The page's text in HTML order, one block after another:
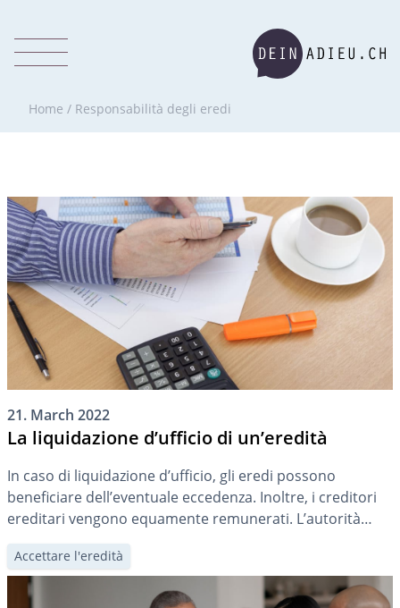
Home / Responsabilità degli eredi
21. March 2022
La liquidazione d’ufficio di un’eredità
In caso di liquidazione d’ufficio, gli eredi possono
beneficiare dell’eventuale eccedenza. Inoltre, i creditori
ereditari vengono equamente remunerati. L’autorità
competente è determinata dal diritto cantonale.
Accettare l'eredità